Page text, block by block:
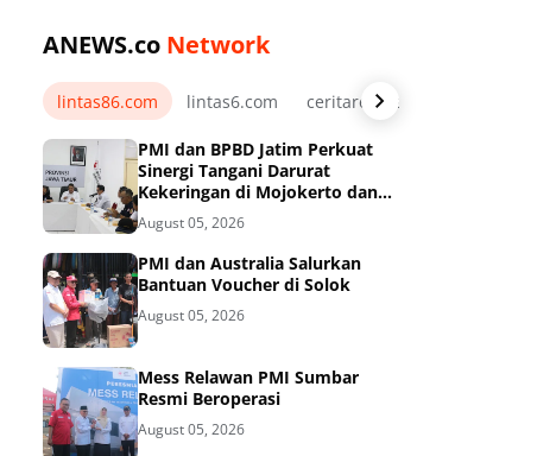
ANEWS.co Network
lintas86.com lintas6.com ceritarelawan.my.id
PMI dan BPBD Jatim Perkuat
Sinergi Tangani Darurat
Kekeringan di Mojokerto dan
Pasuruan
August 05, 2026
PMI dan Australia Salurkan
Bantuan Voucher di Solok
August 05, 2026
Mess Relawan PMI Sumbar
Resmi Beroperasi
August 05, 2026